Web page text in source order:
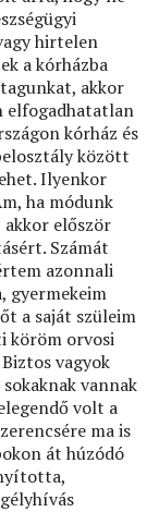
hirtelen
a kórházba
akkor
elfogadhatatlan
kórház és
között
Ilyenkor
ha módunk
először
Számát
azonnali
gyermekeim
a saját szüleim
köröm orvosi
vagyok
vannak
volt a
ma is
át húzódó